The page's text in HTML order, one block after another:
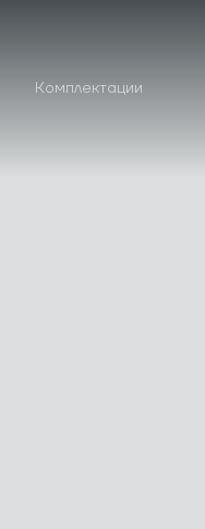
Комплектации